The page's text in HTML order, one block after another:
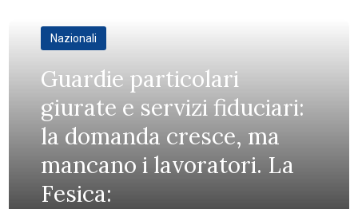
Nazionali
Guardie particolari
giurate e servizi fiduciari:
la domanda cresce, ma
mancano i lavoratori. La
Fesica: